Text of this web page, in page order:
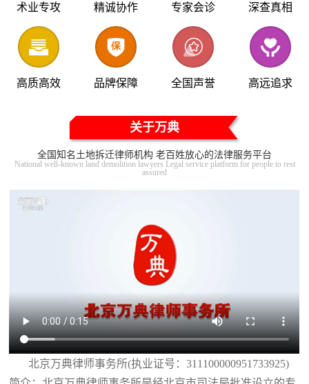
术业专攻 精诚协作 专家会诊 深查真相
高质高效 品牌保障 全国声誉 高远追求
关于万典
全国知名土地拆迁律师机构 老百姓放心的法律服务平台
National well-known land demolition lawyers Legal service platform for people to rest
assured
北京万典律师事务所(执业证号：311100000951733925)